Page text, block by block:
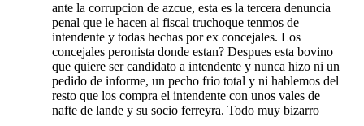
ante la corrupcion de azcue, esta es la tercera denuncia
penal que le hacen al fiscal truchoque tenmos de
intendente y todas hechas por ex concejales. Los
concejales peronista donde estan? Despues esta bovino
que quiere ser candidato a intendente y nunca hizo ni un
pedido de informe, un pecho frio total y ni hablemos del
resto que los compra el intendente con unos vales de
nafte de lande y su socio ferreyra. Todo muy bizarro